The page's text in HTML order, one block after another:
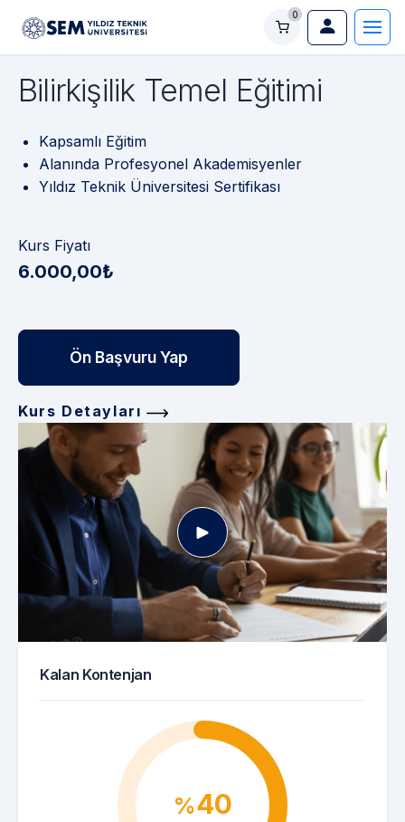
0
Bilirkişilik Temel Eğitimi
Kapsamlı Eğitim
Alanında Profesyonel Akademisyenler
Yıldız Teknik Üniversitesi Sertifikası
Kurs Fiyatı
6.000,00₺
Ön Başvuru Yap
Kurs Detayları
Kalan Kontenjan
%40